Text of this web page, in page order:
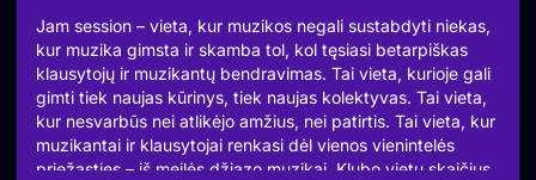
Jam session – vieta, kur muzikos negali sustabdyti niekas,
kur muzika gimsta ir skamba tol, kol tęsiasi betarpiškas
klausytojų ir muzikantų bendravimas. Tai vieta, kurioje gali
gimti tiek naujas kūrinys, tiek naujas kolektyvas. Tai vieta,
kur nesvarbūs nei atlikėjo amžius, nei patirtis. Tai vieta, kur
muzikantai ir klausytojai renkasi dėl vienos vienintelės
priežasties – iš meilės džiazo muzikai. Klubo vietų skaičius